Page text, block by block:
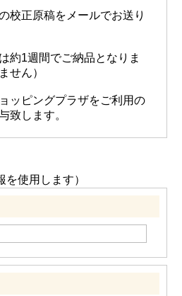
校正原稿をメールでお送り
約1週間でご納品となりま
せん）
ッピングプラザをご利用の
致します。
を使用します）